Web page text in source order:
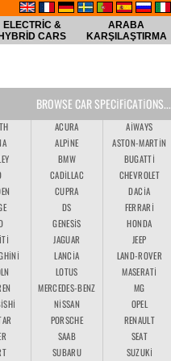
ELECTRIC &
HYBRID CARS
ARABA
KARŞILAŞTIRMA
BROWSE CAR SPECIFICATIONS...
ACURA AIWAYS
ALPINE ASTON-MARTIN
BMW BUGATTI
CADILLAC CHEVROLET
CUPRA DACIA
DS FERRARI
GENESIS HONDA
JAGUAR JEEP
LANCIA LAND-ROVER
LOTUS MASERATI
MERCEDES-BENZ MG
NISSAN OPEL
PORSCHE RENAULT
SAAB SEAT
SUBARU SUZUKI